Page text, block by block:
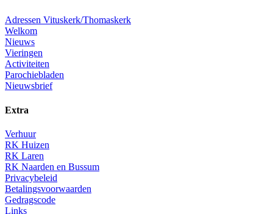
Adressen Vituskerk/Thomaskerk
Welkom
Nieuws
Vieringen
Activiteiten
Parochiebladen
Nieuwsbrief
Extra
Verhuur
RK Huizen
RK Laren
RK Naarden en Bussum
Privacybeleid
Betalingsvoorwaarden
Gedragscode
Links